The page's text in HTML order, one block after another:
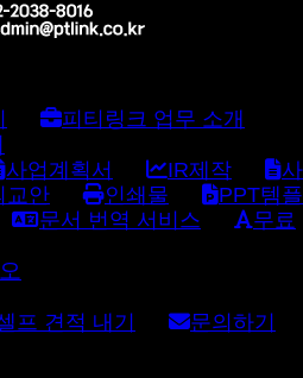
피티링크 업무 소개
사업계획서 IR제작
사
교안 인쇄물
PPT템플
문서 번역 서비스
무료
프 견적 내기 문의하기